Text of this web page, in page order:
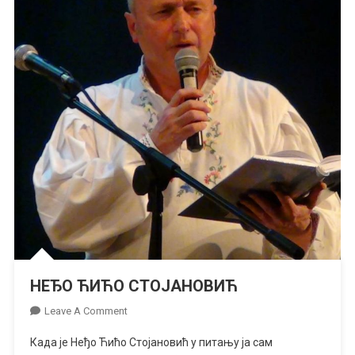
НЕЂО ЋИЋО СТОЈАНОВИЋ
Leave A CommentOn
ЋИЋО
Када је Неђо Ћићо Стојановић у питању ја сам